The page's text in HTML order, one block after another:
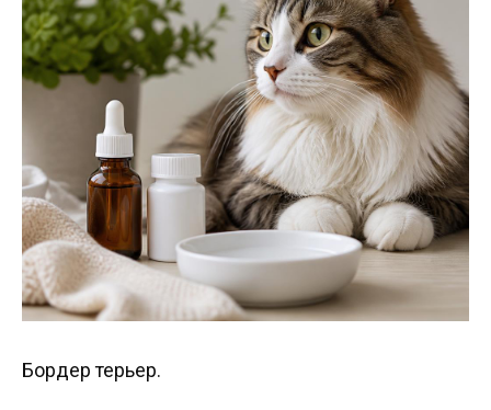
Бордер терьер.